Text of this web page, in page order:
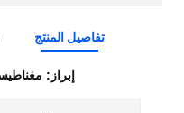
تفاصيل المنتج
إبراز: